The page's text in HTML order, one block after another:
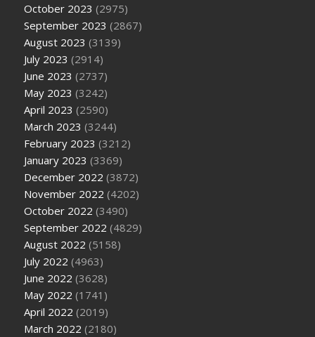
October 2023 (2975)
September 2023 (2867)
August 2023 (3139)
July 2023 (2914)
June 2023 (2737)
May 2023 (3242)
April 2023 (2590)
March 2023 (3244)
February 2023 (3212)
January 2023 (3369)
December 2022 (3872)
November 2022 (4202)
October 2022 (3490)
September 2022 (4829)
August 2022 (5158)
July 2022 (4963)
June 2022 (3628)
May 2022 (1741)
April 2022 (2019)
March 2022 (2180)